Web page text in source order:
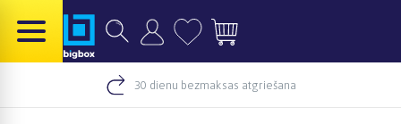
30 dienu bezmaksas atgriešana